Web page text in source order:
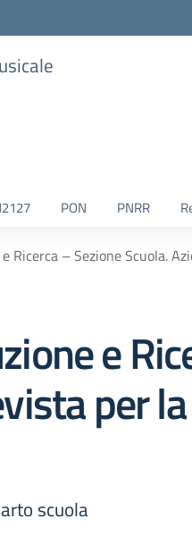
PON PNRR
Ricerca – Sezione Scuola.
e
per
scuola